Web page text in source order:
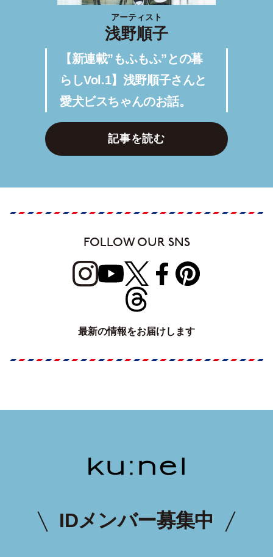
アーティスト
浅野順子
【新連載”もふもふ”との暮
らしVol.1】浅野順子さんと
愛犬ビスちゃんのお話。
記事を読む
FOLLOW OUR SNS
最新の情報をお届けします
IDメンバー募集中